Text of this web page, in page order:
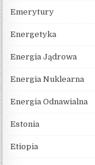
Emerytury
Energetyka
Energia Jądrowa
Energia Nuklearna
Energia Odnawialna
Estonia
Etiopia